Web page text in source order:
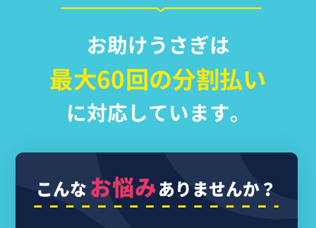
お助けうさぎは
最大60回の分割払い
に対応しています。
こんなお悩みありませんか？